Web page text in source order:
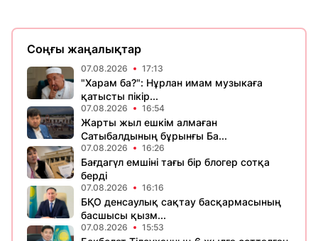
Соңғы жаңалықтар
07.08.2026 17:13
"Харам ба?": Нұрлан имам музыкаға
қатысты пікір...
07.08.2026 16:54
Жарты жыл ешкім алмаған
Сатыбалдының бұрынғы Ба...
07.08.2026 16:26
Бағдагүл емшіні тағы бір блогер сотқа
берді
07.08.2026 16:16
БҚО денсаулық сақтау басқармасының
басшысы қызм...
07.08.2026 15:53